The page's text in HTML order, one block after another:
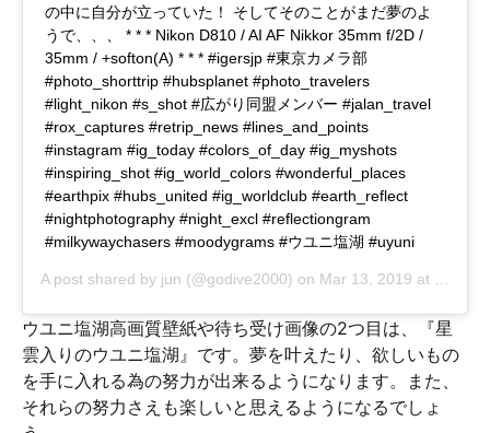
の中に自分が立っていた！ そしてそのことがまだ夢のよ
うで、、、 * * * Nikon D810 / AI AF Nikkor 35mm f/2D /
35mm / +softon(A) * * * #igersjp #東京カメラ部
#photo_shorttrip #hubsplanet #photo_travelers
#light_nikon #s_shot #広がり同盟メンバー #jalan_travel
#rox_captures #retrip_news #lines_and_points
#instagram #ig_today #colors_of_day #ig_myshots
#inspiring_shot #ig_world_colors #wonderful_places
#earthpix #hubs_united #ig_worldclub #earth_reflect
#nightphotography #night_excl #reflectiongram
#milkywaychasers #moodygrams #ウユニ塩湖 #uyuni
A post shared by jun (@godive2000) on Mar 13, 2019 at 5:05am PDT
ウユニ塩湖高画質壁紙や待ち受け画像の2つ目は、『星
雲入りのウユニ塩湖』です。夢を叶えたり、欲しいもの
を手に入れる為の努力が出来るようになります。また、
それらの努力さえも楽しいと思えるようになるでしょ